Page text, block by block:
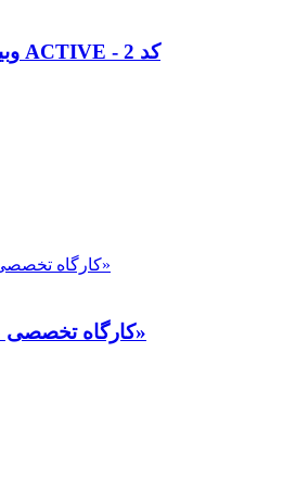
وبینار معارفه دوره آنلاین ACTIVE - کد 2
کارگاه تخصصی «سواد زندگی مشترک»